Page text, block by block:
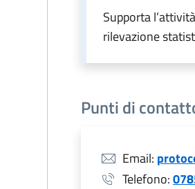
Supporta
rilevazione
Punti di
Email:
Telefono: